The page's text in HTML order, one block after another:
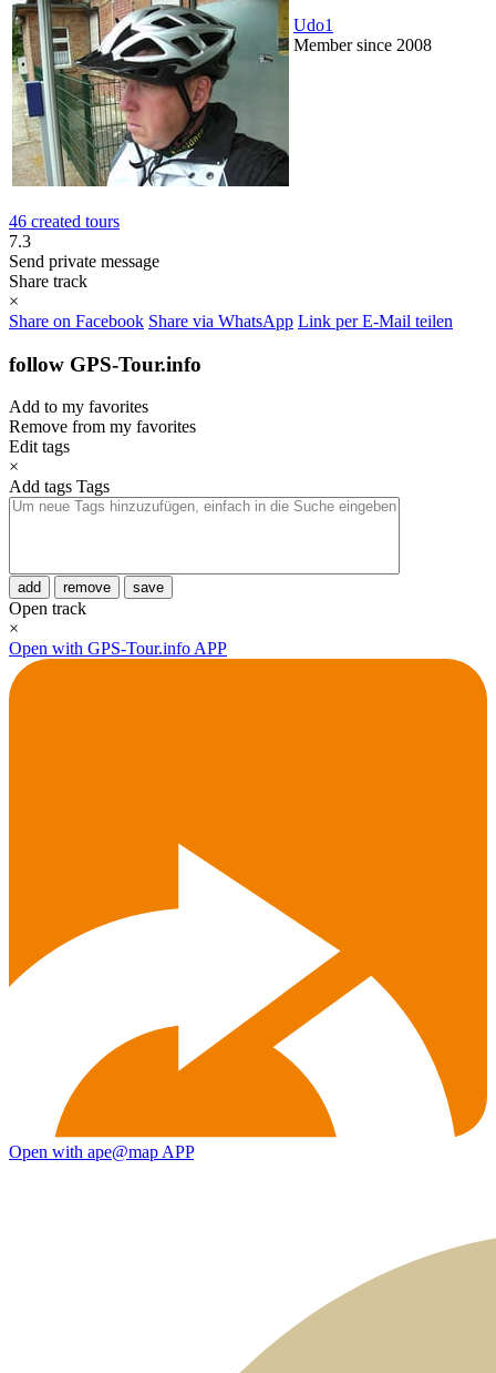
Udo1
Member since 2008
46 created tours
7.3
Send private message
Share track
×
Share on Facebook Share via WhatsApp Link per E-Mail teilen
follow GPS-Tour.info
Add to my favorites
Remove from my favorites
Edit tags
×
Add tags Tags
add remove save
Open track
×
Open with GPS-Tour.info APP
Open with ape@map APP